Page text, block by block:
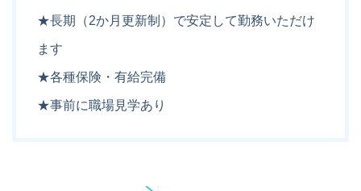
★長期（2か月更新制）で安定して勤務いただけ
ます
★各種保険・有給完備
★事前に職場見学あり